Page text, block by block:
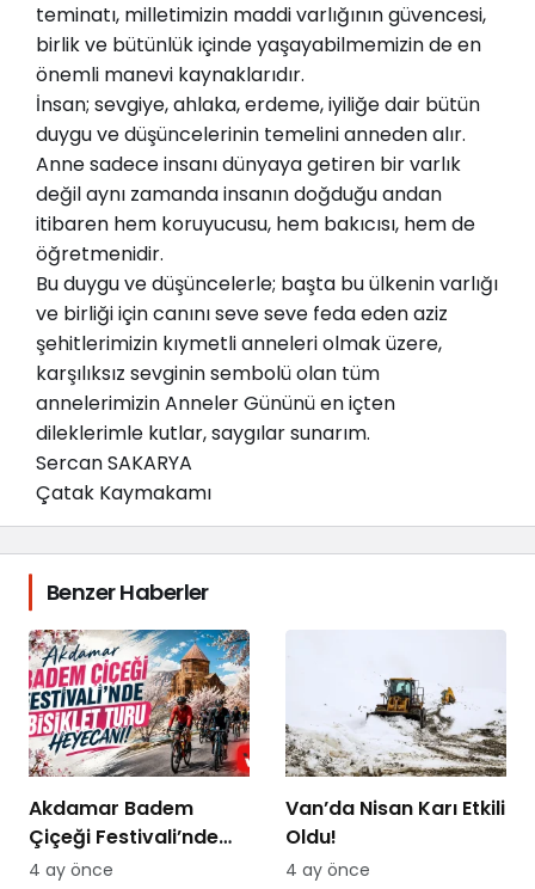
teminatı, milletimizin maddi varlığının güvencesi,
birlik ve bütünlük içinde yaşayabilmemizin de en
önemli manevi kaynaklarıdır.
İnsan; sevgiye, ahlaka, erdeme, iyiliğe dair bütün
duygu ve düşüncelerinin temelini anneden alır.
Anne sadece insanı dünyaya getiren bir varlık
değil aynı zamanda insanın doğduğu andan
itibaren hem koruyucusu, hem bakıcısı, hem de
öğretmenidir.
Bu duygu ve düşüncelerle; başta bu ülkenin varlığı
ve birliği için canını seve seve feda eden aziz
şehitlerimizin kıymetli anneleri olmak üzere,
karşılıksız sevginin sembolü olan tüm
annelerimizin Anneler Gününü en içten
dileklerimle kutlar, saygılar sunarım.
Sercan SAKARYA
Çatak Kaymakamı
Benzer Haberler
Akdamar Badem
Çiçeği Festivali’nde
Bisiklet Turu Heyecanı
4 ay önce
Van’da Nisan Karı Etkili
Oldu!
4 ay önce